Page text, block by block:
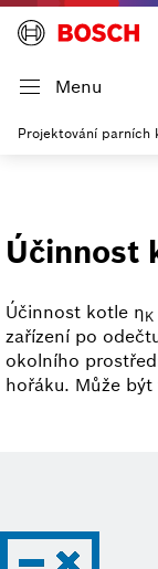
Menu
Projektování parních
Účinnost
Účinnost kotle ηK
zařízení po
okolního
hořáku. Může